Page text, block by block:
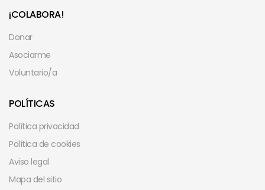
¡COLABORA!
Donar
Asociarme
Voluntario/a
POLÍTICAS
Política privacidad
Política de cookies
Aviso legal
Mapa del sitio